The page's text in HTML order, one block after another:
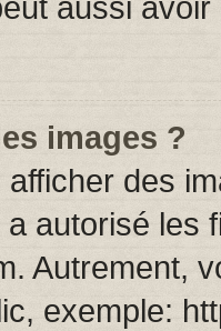
images ?
des
a autorisé
Autrement,
exemple: